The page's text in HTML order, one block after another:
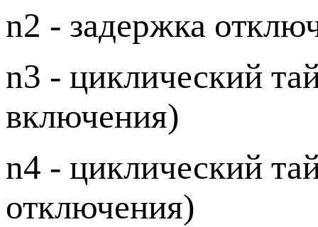
n2 - задержка
n3 - циклический
включения)
n4 - циклический
отключения)